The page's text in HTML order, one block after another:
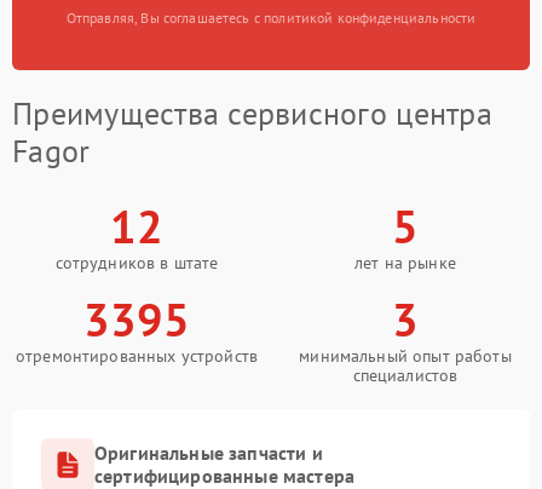
Отправляя, Вы соглашаетесь с политикой конфиденциальности
Преимущества сервисного центра
Fagor
12
сотрудников в штате
5
лет на рынке
3395
отремонтированных устройств
3
минимальный опыт работы
специалистов
Оригинальные запчасти и
сертифицированные мастера